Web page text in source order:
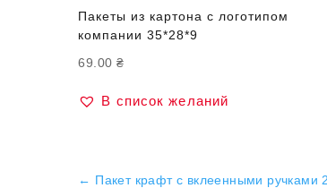
Пакеты из картона с логотипом
компании 35*28*9
69.00 ₴
В список желаний
← Пакет крафт с вклеенными ручками